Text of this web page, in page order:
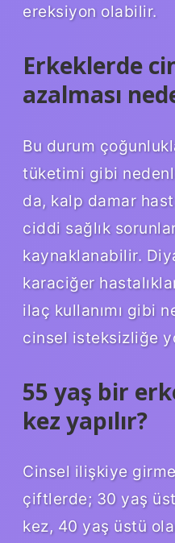
ereksiyon olabilir.
Erkeklerde
azalması
Bu durum
tüketimi gibi
da, kalp damar
ciddi sağlık
kaynaklanabilir.
karaciğer
ilaç kullanımı gibi
cinsel isteksizliğe
55 yaş bir
kez yapılır?
Cinsel ilişkiye
çiftlerde; 30 yaş
kez, 40 yaş üstü